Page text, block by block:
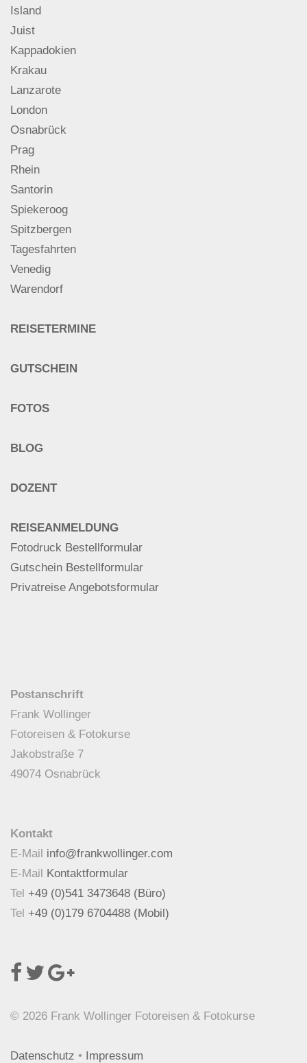
Island
Juist
Kappadokien
Krakau
Lanzarote
London
Osnabrück
Prag
Rhein
Santorin
Spiekeroog
Spitzbergen
Tagesfahrten
Venedig
Warendorf
REISETERMINE
GUTSCHEIN
FOTOS
BLOG
DOZENT
REISEANMELDUNG
Fotodruck Bestellformular
Gutschein Bestellformular
Privatreise Angebotsformular
Postanschrift
Frank Wollinger
Fotoreisen & Fotokurse
Jakobstraße 7
49074 Osnabrück
Kontakt
E-Mail info@frankwollinger.com
E-Mail Kontaktformular
Tel +49 (0)541 3473648 (Büro)
Tel +49 (0)179 6704488 (Mobil)
© 2026 Frank Wollinger Fotoreisen & Fotokurse
Datenschutz • Impressum